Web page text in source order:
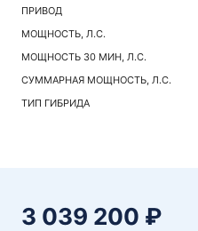
ПРИВОД
МОЩНОСТЬ, Л.С.
МОЩНОСТЬ 30 МИН, Л.С.
СУММАРНАЯ МОЩНОСТЬ, Л.С.
ТИП ГИБРИДА
3 039 200 ₽